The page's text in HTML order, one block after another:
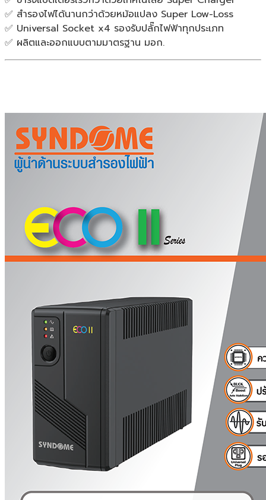
ศูนย์
2ปี
ชิ้น
✅ สำรองไฟได้นานกว่าด้วยหม้อแปลง Super Low-Loss
✅ Universal Socket x4 รองรับปลั๊กไฟฟ้าทุกประเภท
✅ ผลิตและออกแบบตามมาตรฐาน มอก.